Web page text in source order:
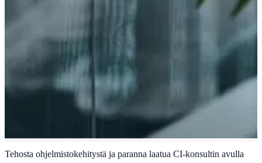
Jatkuvan integroinnin järjestelmät ja työnkulut
Tehosta ohjelmistokehitystä ja paranna laatua CI-konsultin avulla